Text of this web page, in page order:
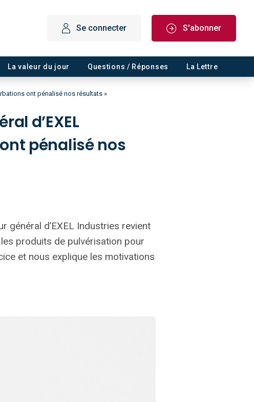
Se connecter S'abonner
La valeur du jour Questions / Réponses La Lettre
ont pénalisé nos résultats »
d’EXEL
pénalisé nos
général d’EXEL Industries revient
produits de pulvérisation pour
et nous explique les motivations